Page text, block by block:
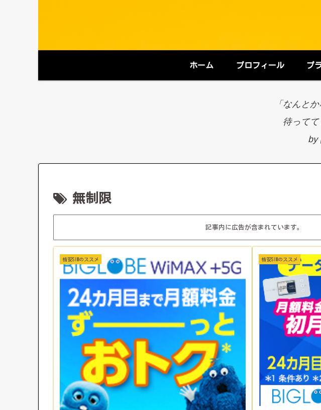
ホーム プロフィール プ
「なんと
待ってて
by
無制限
記事内に広告が含まれています。
格安SIMのススメ 格安SIMのススメ